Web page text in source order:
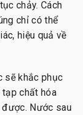
chảy. Cách
chỉ có thể
hiệu quả về
sẽ khắc phục
chất hóa
được. Nước sau